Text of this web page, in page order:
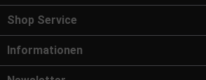
Shop Service
Informationen